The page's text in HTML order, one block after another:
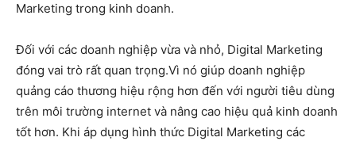
Marketing trong kinh doanh.
Đối với các doanh nghiệp vừa và nhỏ, Digital Marketing
đóng vai trò rất quan trọng.Vì nó giúp doanh nghiệp
quảng cáo thương hiệu rộng hơn đến với người tiêu dùng
trên môi trường internet và nâng cao hiệu quả kinh doanh
tốt hơn. Khi áp dụng hình thức Digital Marketing các